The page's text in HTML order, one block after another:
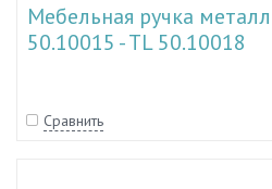
Мебельная ручка
50.10015 - TL 50.10018
Сравнить